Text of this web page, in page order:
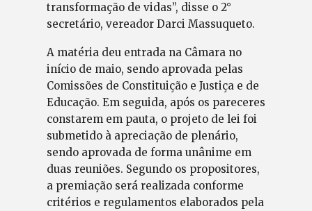
transformação de vidas”, disse o 2°
secretário, vereador Darci Massuqueto.
A matéria deu entrada na Câmara no
início de maio, sendo aprovada pelas
Comissões de Constituição e Justiça e de
Educação. Em seguida, após os pareceres
constarem em pauta, o projeto de lei foi
submetido à apreciação de plenário,
sendo aprovada de forma unânime em
duas reuniões. Segundo os propositores,
a premiação será realizada conforme
critérios e regulamentos elaborados pela